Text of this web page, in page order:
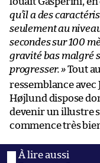
qu’il a des
seulement au
secondes sur 100
gravité bas malgré
progresser.»Tout
ressemblance avec
Højlund dispose
devenir un illustre
commence très